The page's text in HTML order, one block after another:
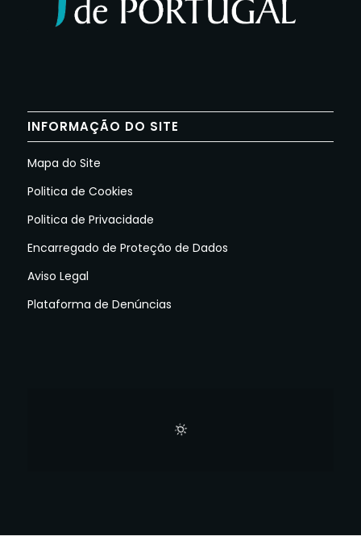
INFORMAÇÃO DO SITE
Mapa do Site
Politica de Cookies
Politica de Privacidade
Encarregado de Proteção de Dados
Aviso Legal
Plataforma de Denúncias